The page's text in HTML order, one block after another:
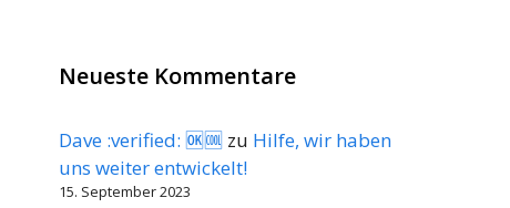
Neueste Kommentare
Dave :verified: 🆗🆒 zu Hilfe, wir haben
uns weiter entwickelt!
15. September 2023